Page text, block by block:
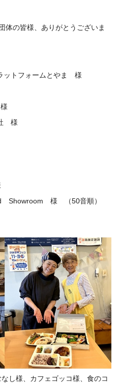
体の皆様、ありがとうございま
ットフォームとやま 様
様
Showroom 様 （50音順）
し様、カフェゴッコ様、食のコ